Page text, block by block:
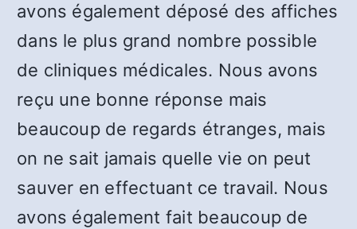
avons également déposé des affiches
dans le plus grand nombre possible
de cliniques médicales. Nous avons
reçu une bonne réponse mais
beaucoup de regards étranges, mais
on ne sait jamais quelle vie on peut
sauver en effectuant ce travail. Nous
avons également fait beaucoup de